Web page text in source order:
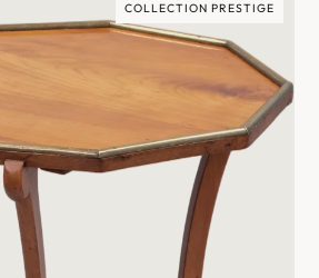
COLLECTION PRESTIGE